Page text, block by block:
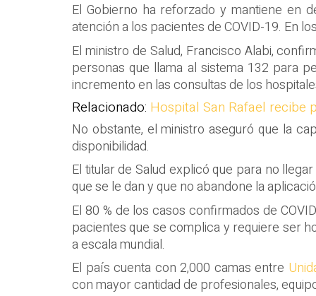
El Gobierno ha reforzado y mantiene en
atención a los pacientes de COVID-19. En
El ministro de Salud, Francisco Alabi,
personas que llama al sistema 132 para
incremento en las consultas de los
Relacionado: Hospital San Rafael recibe
No obstante, el ministro aseguró que la
disponibilidad.
El titular de Salud explicó que para no
que se le dan y que no abandone la
El 80 % de los casos confirmados de
pacientes que se complica y requiere ser
a escala mundial.
El país cuenta con 2,000 camas entre
con mayor cantidad de profesionales,